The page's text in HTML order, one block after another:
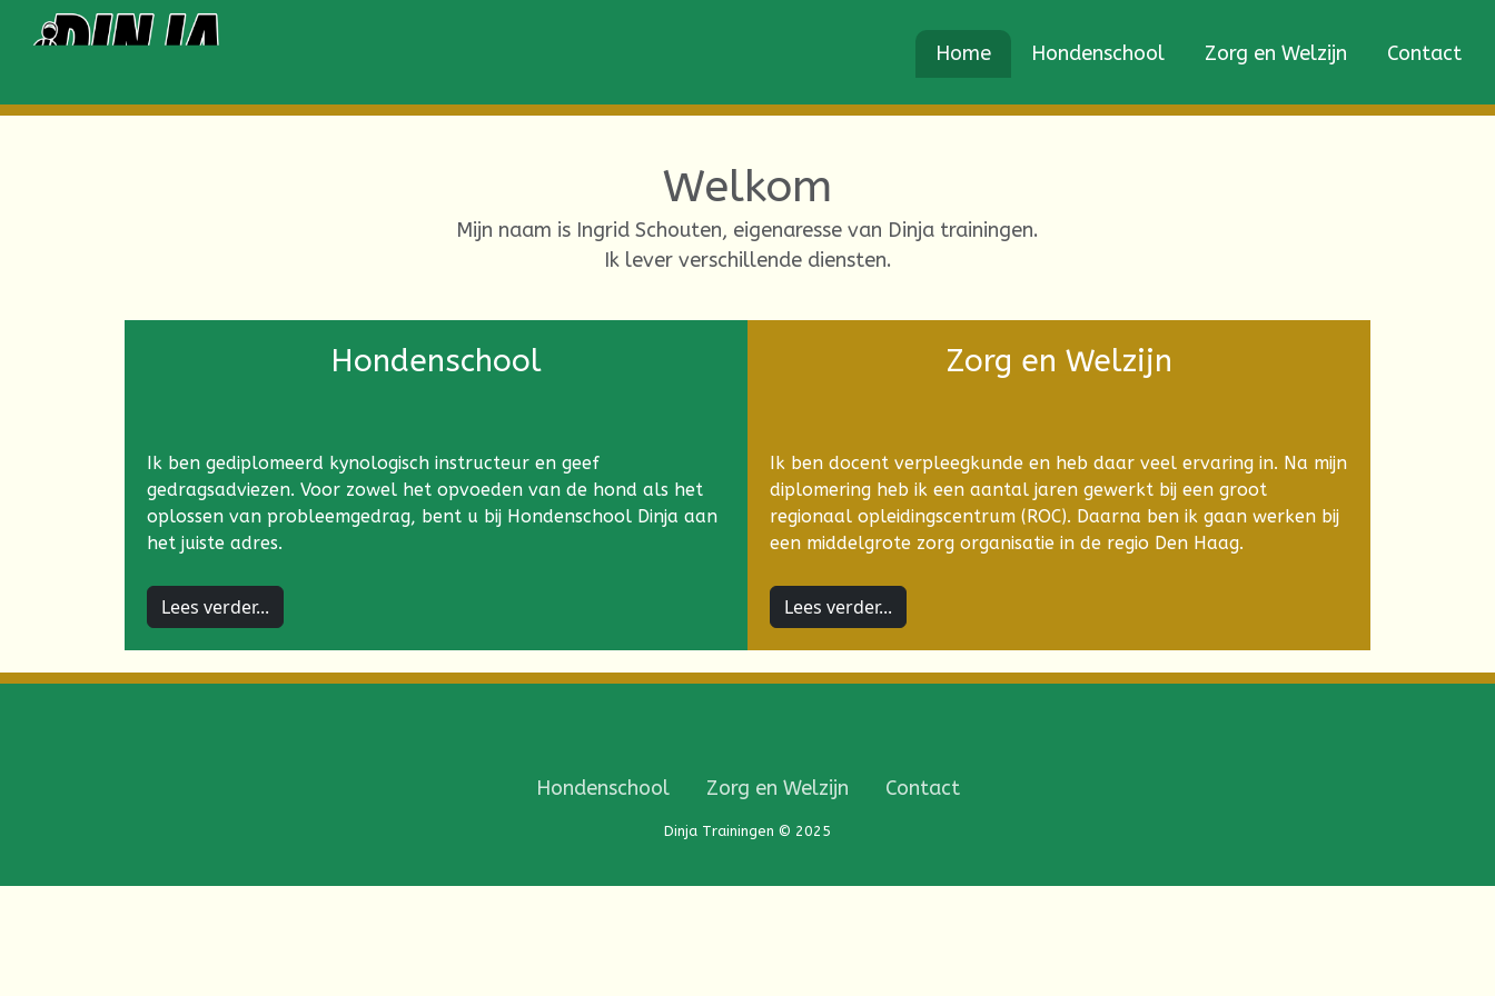
Home Hondenschool Zorg en Welzijn Contact
Welkom
Mijn naam is Ingrid Schouten, eigenaresse van Dinja trainingen.
Ik lever verschillende diensten.
Hondenschool
Ik ben gediplomeerd kynologisch instructeur en geef
gedragsadviezen. Voor zowel het opvoeden van de hond als het
oplossen van probleemgedrag, bent u bij Hondenschool Dinja aan
het juiste adres.
Lees verder...
Zorg en Welzijn
Ik ben docent verpleegkunde en heb daar veel ervaring in. Na mijn
diplomering heb ik een aantal jaren gewerkt bij een groot
regionaal opleidingscentrum (ROC). Daarna ben ik gaan werken bij
een middelgrote zorg organisatie in de regio Den Haag.
Lees verder...
Hondenschool Zorg en Welzijn Contact
Dinja Trainingen © 2025